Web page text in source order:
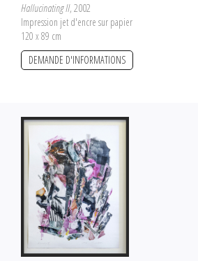
Hallucinating II, 2002
Impression jet d'encre sur papier
120 x 89 cm
DEMANDE D'INFORMATIONS